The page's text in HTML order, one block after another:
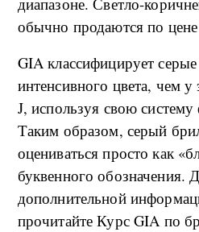
обычно продаются по
GIA классифицирует
интенсивного цвета, чем у
J, используя свою
Таким образом, серый
оцениваться просто как
буквенного обозначения.
дополнительной
прочитайте Курс GIA по